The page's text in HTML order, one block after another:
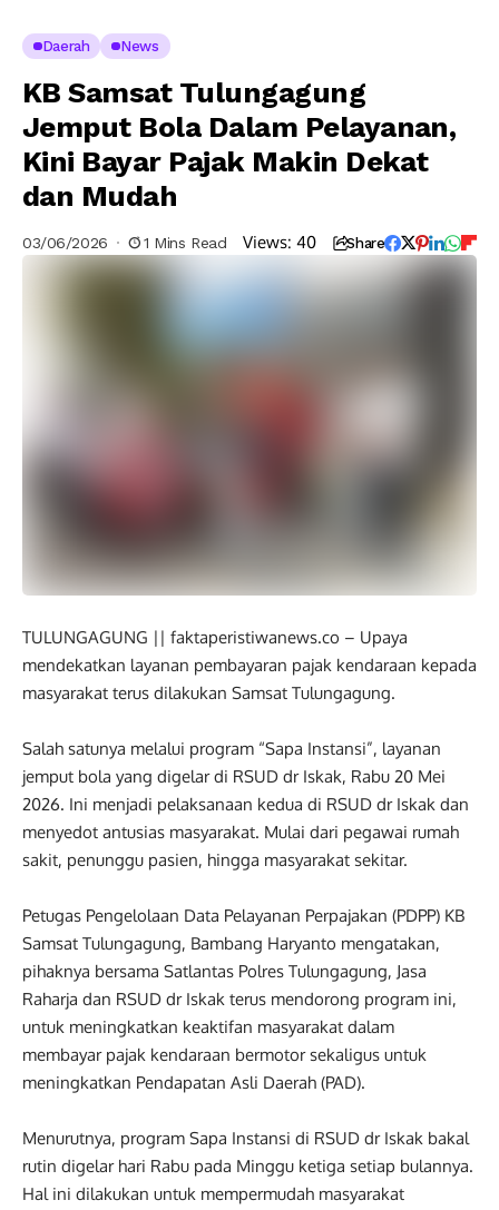
Daerah News
KB Samsat Tulungagung
Jemput Bola Dalam Pelayanan,
Kini Bayar Pajak Makin Dekat
dan Mudah
03/06/2026 1 Mins Read Views: 40 Share
TULUNGAGUNG || faktaperistiwanews.co – Upaya
mendekatkan layanan pembayaran pajak kendaraan kepada
masyarakat terus dilakukan Samsat Tulungagung.
Salah satunya melalui program “Sapa Instansi”, layanan
jemput bola yang digelar di RSUD dr Iskak, Rabu 20 Mei
2026. Ini menjadi pelaksanaan kedua di RSUD dr Iskak dan
menyedot antusias masyarakat. Mulai dari pegawai rumah
sakit, penunggu pasien, hingga masyarakat sekitar.
Petugas Pengelolaan Data Pelayanan Perpajakan (PDPP) KB
Samsat Tulungagung, Bambang Haryanto mengatakan,
pihaknya bersama Satlantas Polres Tulungagung, Jasa
Raharja dan RSUD dr Iskak terus mendorong program ini,
untuk meningkatkan keaktifan masyarakat dalam
membayar pajak kendaraan bermotor sekaligus untuk
meningkatkan Pendapatan Asli Daerah (PAD).
Menurutnya, program Sapa Instansi di RSUD dr Iskak bakal
rutin digelar hari Rabu pada Minggu ketiga setiap bulannya.
Hal ini dilakukan untuk mempermudah masyarakat